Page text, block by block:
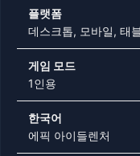
플랫폼
데스크톱, 모바일, 태
게임 모드
1인용
한국어
에픽 아이들렌처